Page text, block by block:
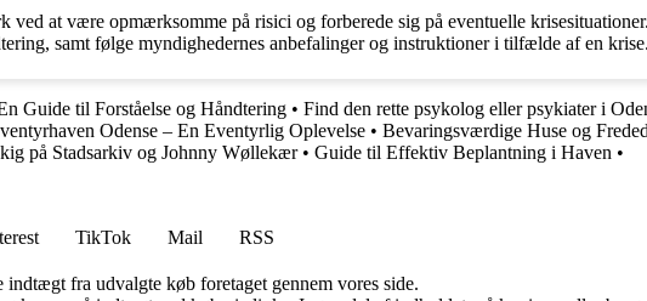
at være opmærksomme på risici og forberede sig på eventuelle
samt følge myndighedernes anbefalinger og instruktioner i tilfælde af en krise.
Guide til Forståelse og Håndtering • Find den rette psykolog eller psykiater i
Odense – En Eventyrlig Oplevelse • Bevaringsværdige Huse og
på Stadsarkiv og Johnny Wøllekær• Guide til Effektiv Beplantning i Haven •
TikTok Mail
RSS
fra udvalgte køb foretaget gennem vores side.